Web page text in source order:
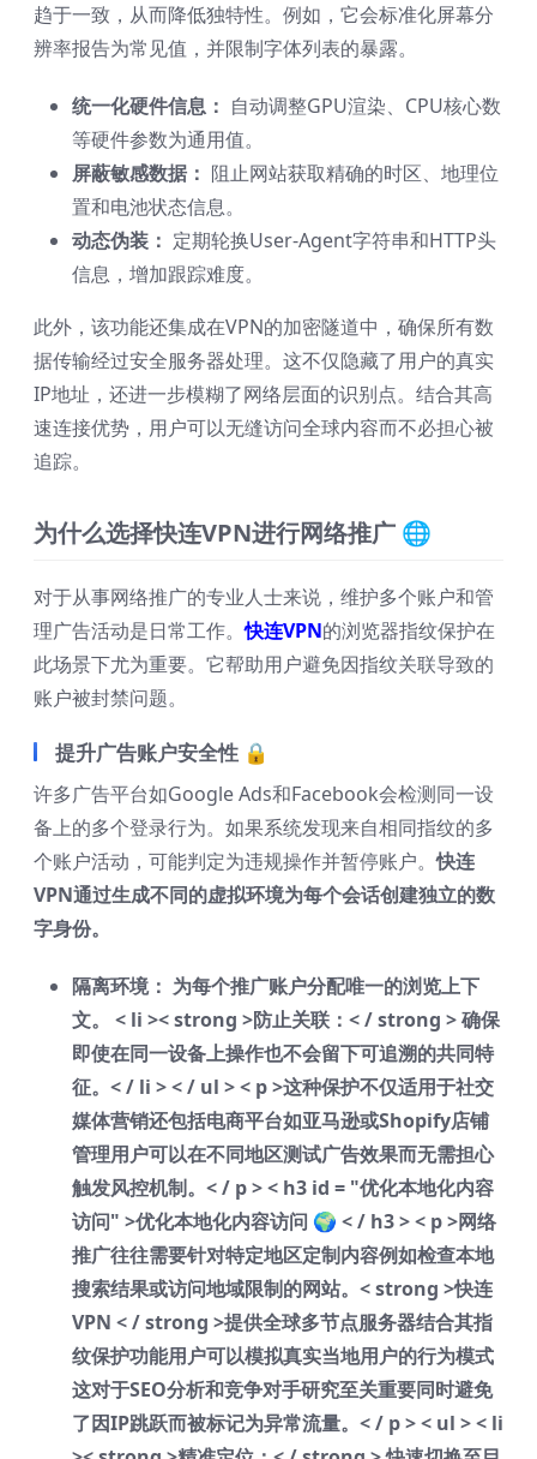
趋于一致，从而降低独特性。例如，它会标准化屏幕分
辨率报告为常见值，并限制字体列表的暴露。
统一化硬件信息： 自动调整GPU渲染、CPU核心数
等硬件参数为通用值。
屏蔽敏感数据： 阻止网站获取精确的时区、地理位
置和电池状态信息。
动态伪装： 定期轮换User-Agent字符串和HTTP头
信息，增加跟踪难度。
此外，该功能还集成在VPN的加密隧道中，确保所有数
据传输经过安全服务器处理。这不仅隐藏了用户的真实
IP地址，还进一步模糊了网络层面的识别点。结合其高
速连接优势，用户可以无缝访问全球内容而不必担心被
追踪。
为什么选择快连VPN进行网络推广 🌐
对于从事网络推广的专业人士来说，维护多个账户和管
理广告活动是日常工作。快连VPN的浏览器指纹保护在
此场景下尤为重要。它帮助用户避免因指纹关联导致的
账户被封禁问题。
提升广告账户安全性 🔒
许多广告平台如Google Ads和Facebook会检测同一设
备上的多个登录行为。如果系统发现来自相同指纹的多
个账户活动，可能判定为违规操作并暂停账户。快连
VPN通过生成不同的虚拟环境为每个会话创建独立的数
字身份。
隔离环境： 为每个推广账户分配唯一的浏览上下
文。
< li >< strong >防止关联：< / strong > 确保
即使在同一设备上操作也不会留下可追溯的共同特
征。< / li > < / ul > < p >这种保护不仅适用于社交
媒体营销还包括电商平台如亚马逊或Shopify店铺
管理用户可以在不同地区测试广告效果而无需担心
触发风控机制。< / p > < h3 id = "优化本地化内容
访问" >优化本地化内容访问 🌍 < / h3 > < p >网络
推广往往需要针对特定地区定制内容例如检查本地
搜索结果或访问地域限制的网站。< strong >快连
VPN < / strong >提供全球多节点服务器结合其指
纹保护功能用户可以模拟真实当地用户的行为模式
这对于SEO分析和竞争对手研究至关重要同时避免
了因IP跳跃而被标记为异常流量。< / p > < ul > < li